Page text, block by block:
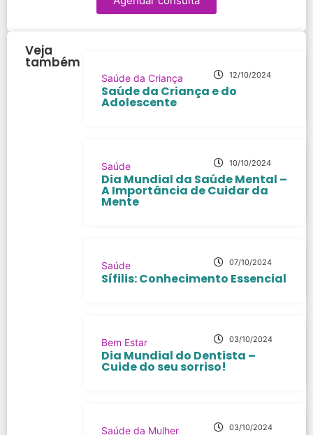
Veja
também
Saúde da Criança 12/10/2024
Saúde da Criança e do
Adolescente
Saúde 10/10/2024
Dia Mundial da Saúde Mental –
A Importância de Cuidar da
Mente
Saúde 07/10/2024
Sífilis: Conhecimento Essencial
Bem Estar 03/10/2024
Dia Mundial do Dentista –
Cuide do seu sorriso!
Saúde da Mulher 03/10/2024